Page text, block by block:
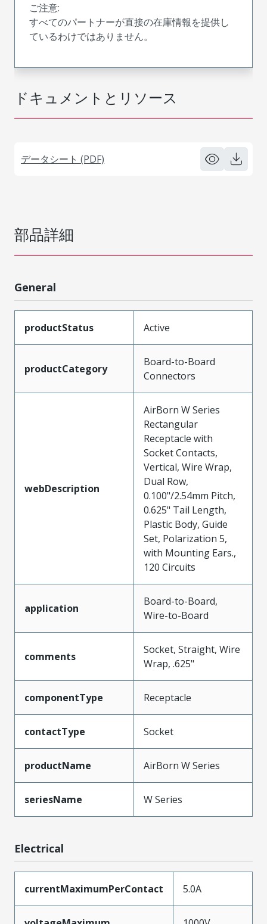
ドキュメントとリソース
データシート (PDF)
ご注意:
すべてのパートナーが直接の在庫情報を提供し
ているわけではありません。
部品詳細
General
productStatus Active
productCategory
Board-to-Board
Connectors
webDescription
AirBorn W Series
Rectangular
Receptacle with
Socket Contacts,
Vertical, Wire Wrap,
Dual Row,
0.100"/2.54mm Pitch,
0.625" Tail Length,
Plastic Body, Guide
Set, Polarization 5,
with Mounting Ears.,
120 Circuits
application
Board-to-Board,
Wire-to-Board
comments
Socket, Straight, Wire
Wrap, .625"
componentType Receptacle
contactType Socket
productName AirBorn W Series
seriesName W Series
Electrical
currentMaximumPerContact 5.0A